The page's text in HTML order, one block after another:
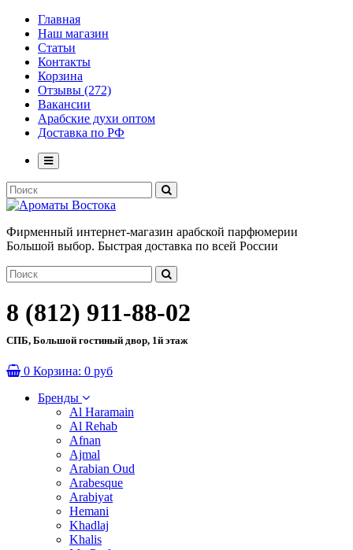
Главная
Наш магазин
Статьи
Контакты
Корзина
Отзывы (272)
Вакансии
Арабские духи оптом
Доставка по РФ
Фирменный интернет-магазин арабской парфюмерии
Большой выбор. Быстрая доставка по всей России
8 (812) 911-88-02
СПБ, Большой гостиный двор, 1й этаж
0 Корзина: 0 руб
Бренды
Al Haramain
Al Rehab
Afnan
Ajmal
Arabian Oud
Arabesque
Arabiyat
Hemani
Khadlaj
Khalis